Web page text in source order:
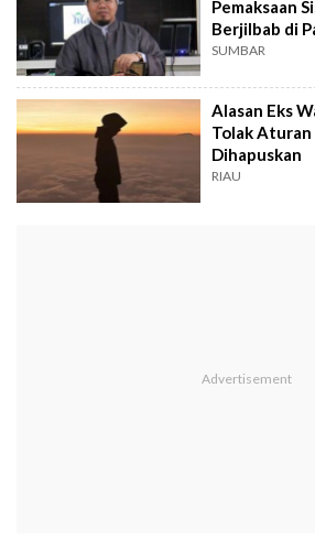
Pemaksaan
Berjilbab di
SUMBAR
Alasan Eks
Tolak Aturan
Dihapuskan
RIAU